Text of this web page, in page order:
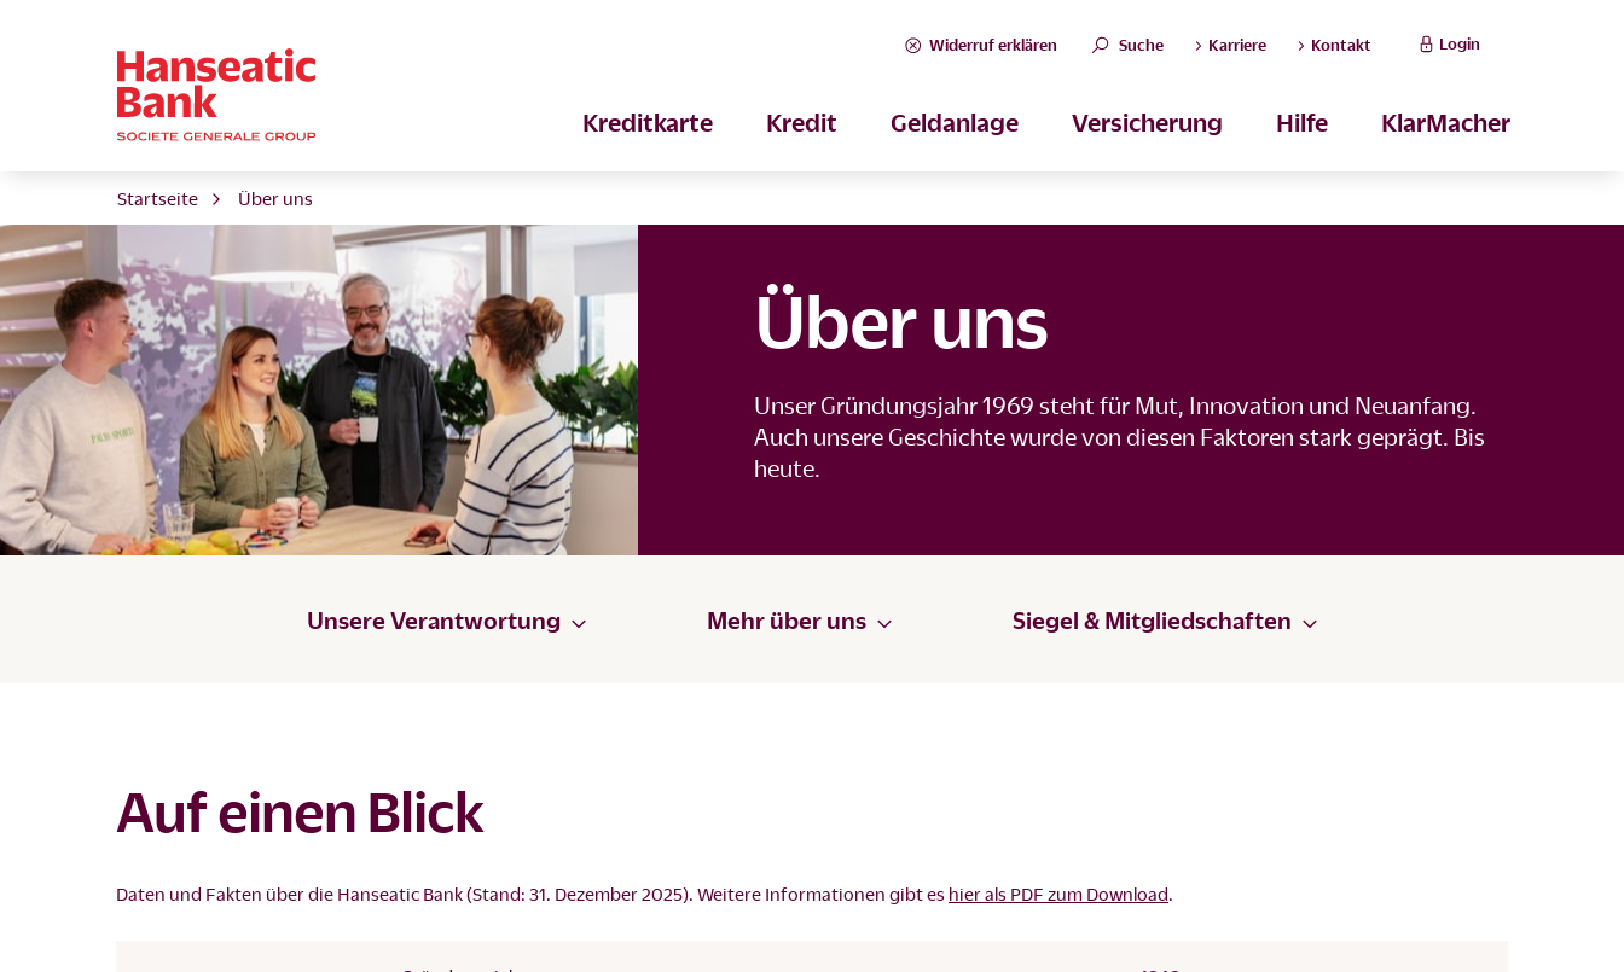
Widerruf erklären Suche Karriere Kontakt Login
Kreditkarte Kredit Geldanlage Versicherung Hilfe KlarMacher
Startseite Über uns
Über uns
Unser Gründungsjahr 1969 steht für Mut, Innovation und Neuanfang.
Auch unsere Geschichte wurde von diesen Faktoren stark geprägt. Bis
heute.
Unsere Verantwortung Mehr über uns Siegel & Mitgliedschaften
Auf einen Blick
Daten und Fakten über die Hanseatic Bank (Stand: 31. Dezember 2025). Weitere Informationen gibt es hier als PDF zum Download